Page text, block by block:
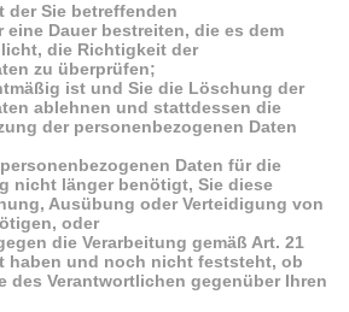
der Sie betreffenden
Dauer bestreiten, die es dem
die Richtigkeit der
zu überprüfen;
ist und Sie die Löschung der
ablehnen und stattdessen die
der personenbezogenen Daten
Daten für die
nicht länger benötigt, Sie diese
Ausübung oder Verteidigung von
oder
die Verarbeitung gemäß Art. 21
haben und noch nicht feststeht, ob
des Verantwortlichen gegenüber Ihren